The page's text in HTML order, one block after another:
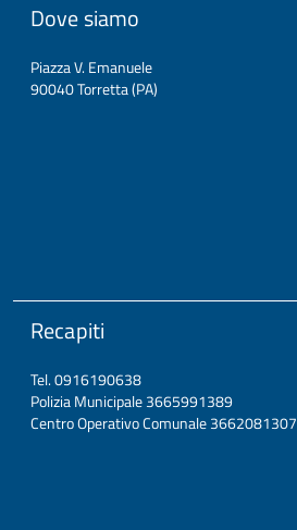
Dove siamo
Piazza V. Emanuele
90040 Torretta (PA)
Recapiti
Tel. 0916190638
Polizia Municipale 3665991389
Centro Operativo Comunale 3662081307